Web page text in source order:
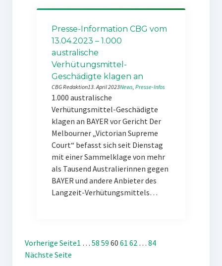
Presse-Information CBG vom
13.04.2023 – 1.000
australische
Verhütungsmittel-
Geschädigte klagen an
CBG Redaktion13. April 2023News, Presse-Infos
1.000 australische
Verhütungsmittel-Geschädigte
klagen an BAYER vor Gericht Der
Melbourner „Victorian Supreme
Court“ befasst sich seit Dienstag
mit einer Sammelklage von mehr
als Tausend Australierinnen gegen
BAYER und andere Anbieter des
Langzeit-Verhütungsmittels…
Vorherige Seite1 … 58 59 60 61 62 … 84
Nächste Seite